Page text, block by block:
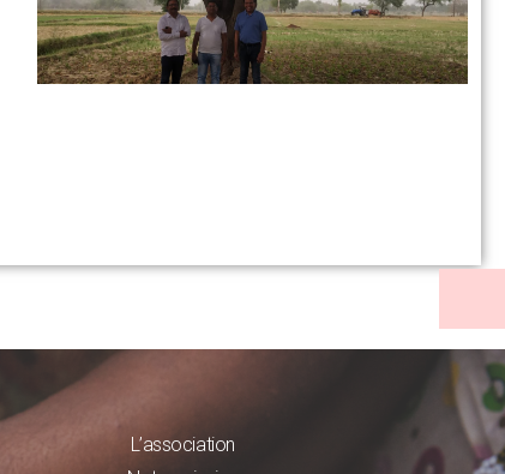
L’association